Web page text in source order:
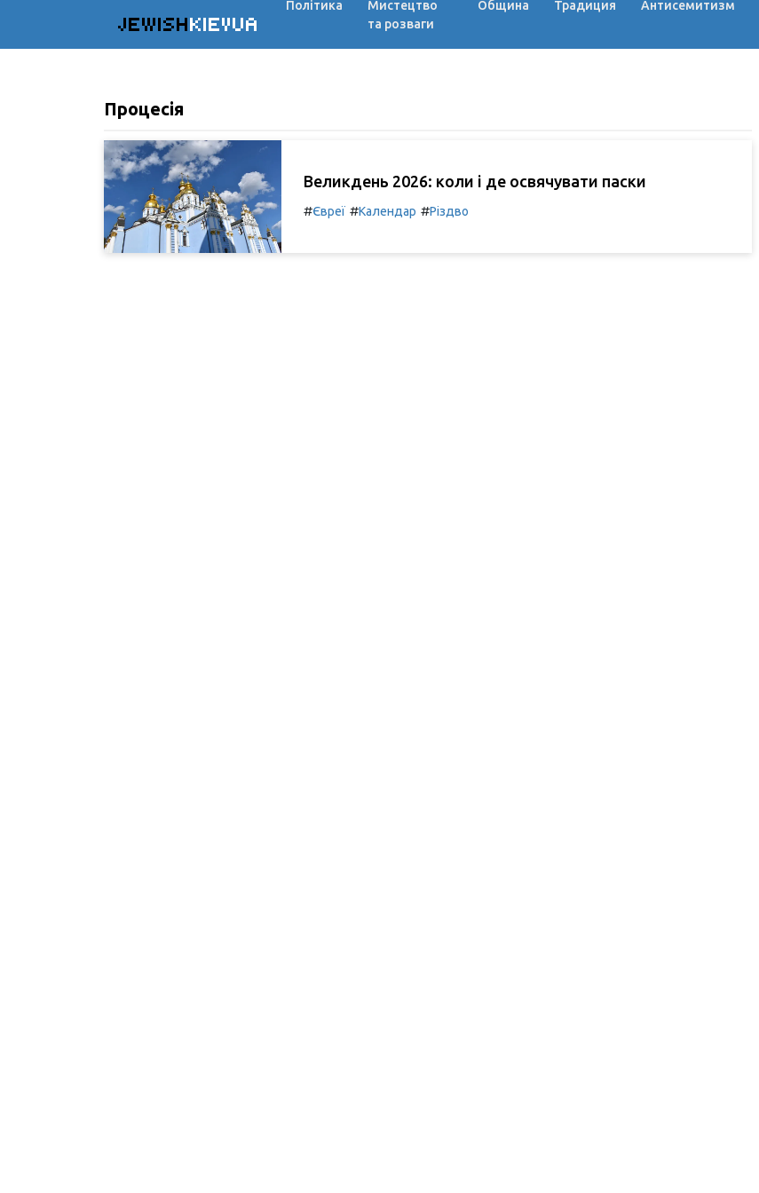
JEWISHKIEVUA
Політика
Мистецтво
та розваги
Община Традиция Антисемитизм
Процесія
Великдень 2026: коли і де освячувати паски
#Євреї #Календар #Різдво